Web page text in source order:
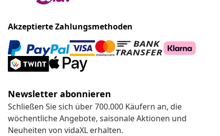
Akzeptierte Zahlungsmethoden
Newsletter abonnieren
Schließen Sie sich über 700.000 Käufern an, die
wöchentliche Angebote, saisonale Aktionen und
Neuheiten von vidaXL erhalten.